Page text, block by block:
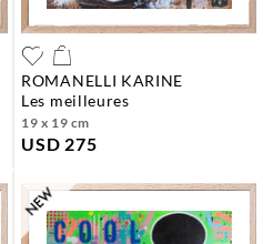
ROMANELLI KARINE
les meilleures
19 x 19 cm
USD 275